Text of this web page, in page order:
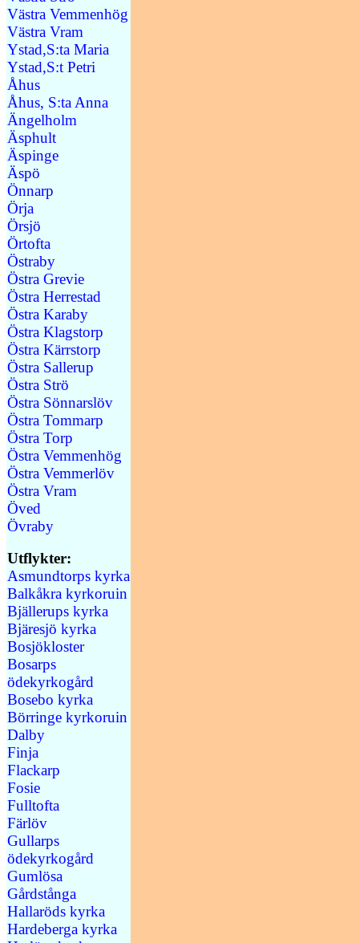
Västra Vemmenhög
Västra Vram
Ystad,S:ta Maria
Ystad,S:t Petri
Åhus
Åhus, S:ta Anna
Ängelholm
Äsphult
Äspinge
Äspö
Önnarp
Örja
Örsjö
Örtofta
Östraby
Östra Grevie
Östra Herrestad
Östra Karaby
Östra Klagstorp
Östra Kärrstorp
Östra Sallerup
Östra Strö
Östra Sönnarslöv
Östra Tommarp
Östra Torp
Östra Vemmenhög
Östra Vemmerlöv
Östra Vram
Öved
Övraby
Utflykter:
Asmundtorps kyrka
Balkåkra kyrkoruin
Bjällerups kyrka
Bjäresjö kyrka
Bosjökloster
Bosarps
ödekyrkogård
Bosebo kyrka
Börringe kyrkoruin
Dalby
Finja
Flackarp
Fosie
Fulltofta
Färlöv
Gullarps
ödekyrkogård
Gumlösa
Gårdstånga
Hallaröds kyrka
Hardeberga kyrka